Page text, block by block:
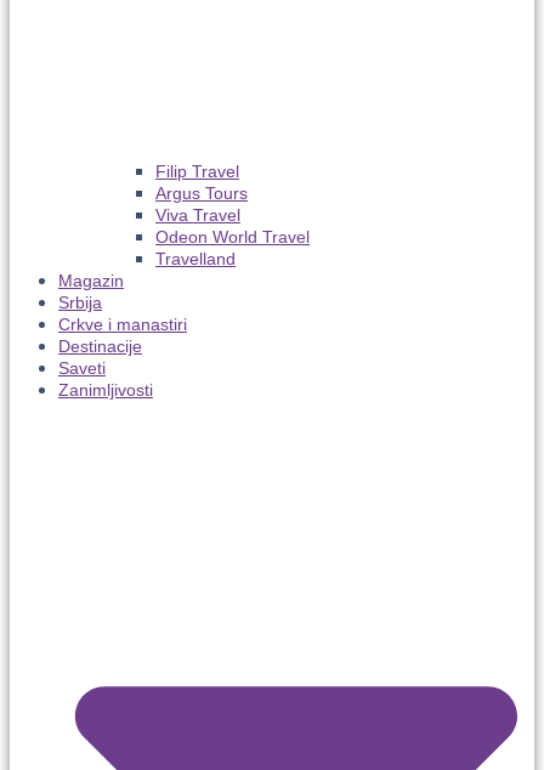
Filip Travel
Argus Tours
Viva Travel
Odeon World Travel
Travelland
Magazin
Srbija
Crkve i manastiri
Destinacije
Saveti
Zanimljivosti